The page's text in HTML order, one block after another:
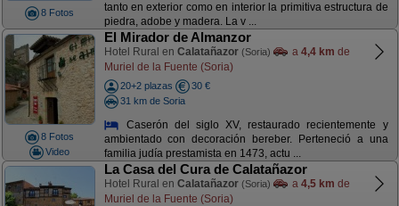
8 Fotos
tanto en exterior como en interior la primitiva estructura de
piedra, adobe y madera. La v ...
8 Fotos
Video
El Mirador de Almanzor
Hotel Rural en Calatañazor (Soria) a 4,4 km de
Muriel de la Fuente (Soria)
20+2 plazas
30 €
31 km de Soria
Caserón del siglo XV, restaurado recientemente y
ambientado con decoración bereber. Perteneció a una
familia judía prestamista en 1473, actu ...
La Casa del Cura de Calatañazor
Hotel Rural en Calatañazor (Soria) a 4,5 km de
Muriel de la Fuente (Soria)